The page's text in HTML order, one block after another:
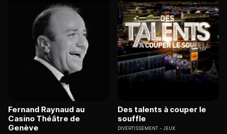
Fernand Raynaud au
Casino Théâtre de
Genève
Des talents à couper le
souffle
DIVERTISSEMENT JEUX